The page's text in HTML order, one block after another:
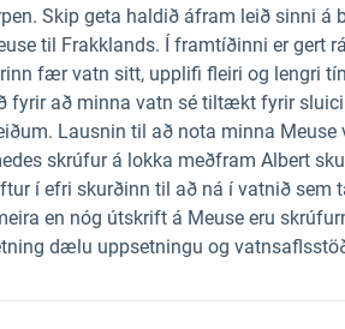
Skip geta haldið áfram leið sinni á
til Frakklands. Í framtíðinni er gert
fær vatn sitt, upplifi fleiri og lengri
fyrir að minna vatn sé tiltækt fyrir
Lausnin til að nota minna
skrúfur á lokka meðfram Albert
í efri skurðinn til að ná í vatnið sem
en nóg útskrift á Meuse eru
dælu uppsetningu og